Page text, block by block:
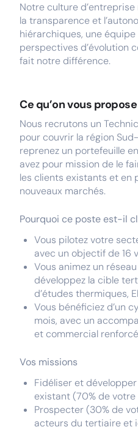
Notre culture d’entreprise
la transparence et
hiérarchiques, une
perspectives d’évolution
fait notre différence.
Ce qu’on vous propose
Nous recrutons un
pour couvrir la région
reprenez un portefeuille
avez pour mission de le
les clients existants et en
nouveaux marchés.
Pourquoi ce poste est-il
Vous pilotez votre
avec un objectif de 16
Vous animez un
développez la cible
d’études thermiques,
Vous bénéficiez d’un
mois, avec un
et commercial
Vos missions
Fidéliser et
existant (70% de
Prospecter (30% de
acteurs du tertiaire et